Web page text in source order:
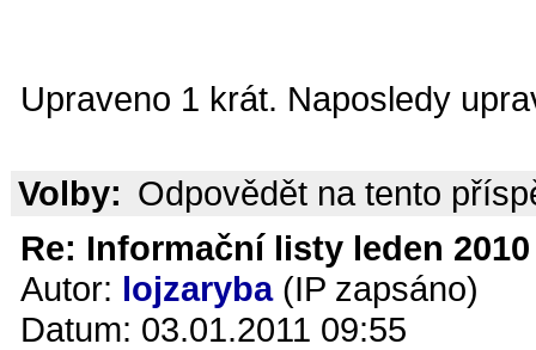
Upraveno 1 krát. Naposledy
Volby: Odpovědět na tento
Re: Informační listy leden
Autor: lojzaryba(IP zapsáno)
Datum: 03.01.2011 09:55